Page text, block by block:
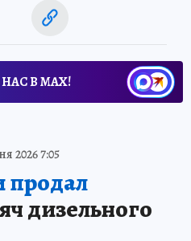
В МАХ!
2026 7:05
дизельного